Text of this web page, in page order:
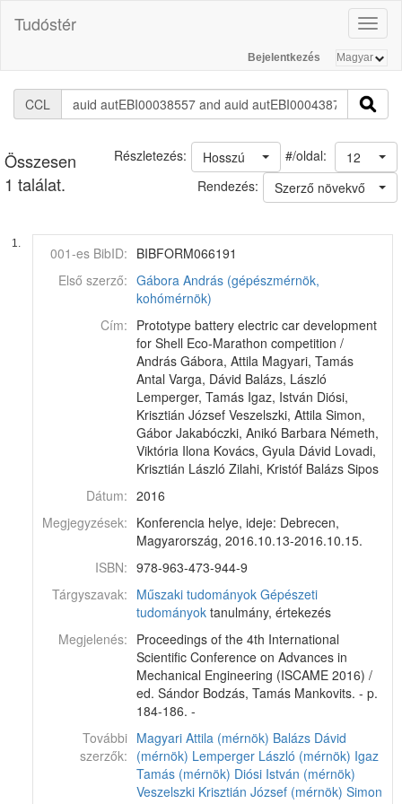
Tudóstér
Bejelentkezés
CCL
Összesen
1 találat.
#/oldal: 12
Hosszú
Részletezés:
Rendezés:
Szerző növekvő
1.
001-es BibID: BIBFORM066191
Első szerző: Gábora András (gépészmérnök,
kohómérnök)
Cím: Prototype battery electric car development
for Shell Eco-Marathon competition /
András Gábora, Attila Magyari, Tamás
Antal Varga, Dávid Balázs, László
Lemperger, Tamás Igaz, István Diósi,
Krisztián József Veszelszki, Attila Simon,
Gábor Jakabóczki, Anikó Barbara Németh,
Viktória Ilona Kovács, Gyula Dávid Lovadi,
Krisztián László Zilahi, Kristóf Balázs Sipos
Dátum: 2016
Megjegyzések: Konferencia helye, ideje: Debrecen,
Magyarország, 2016.10.13-2016.10.15.
ISBN: 978-963-473-944-9
Tárgyszavak: Műszaki tudományok Gépészeti
tudományok tanulmány, értekezés
Megjelenés: Proceedings of the 4th International
Scientific Conference on Advances in
Mechanical Engineering (ISCAME 2016) /
ed. Sándor Bodzás, Tamás Mankovits. - p.
184-186. -
További
szerzők:
Magyari Attila (mérnök) Balázs Dávid
(mérnök) Lemperger László (mérnök) Igaz
Tamás (mérnök) Diósi István (mérnök)
Veszelszki Krisztián József (mérnök) Simon